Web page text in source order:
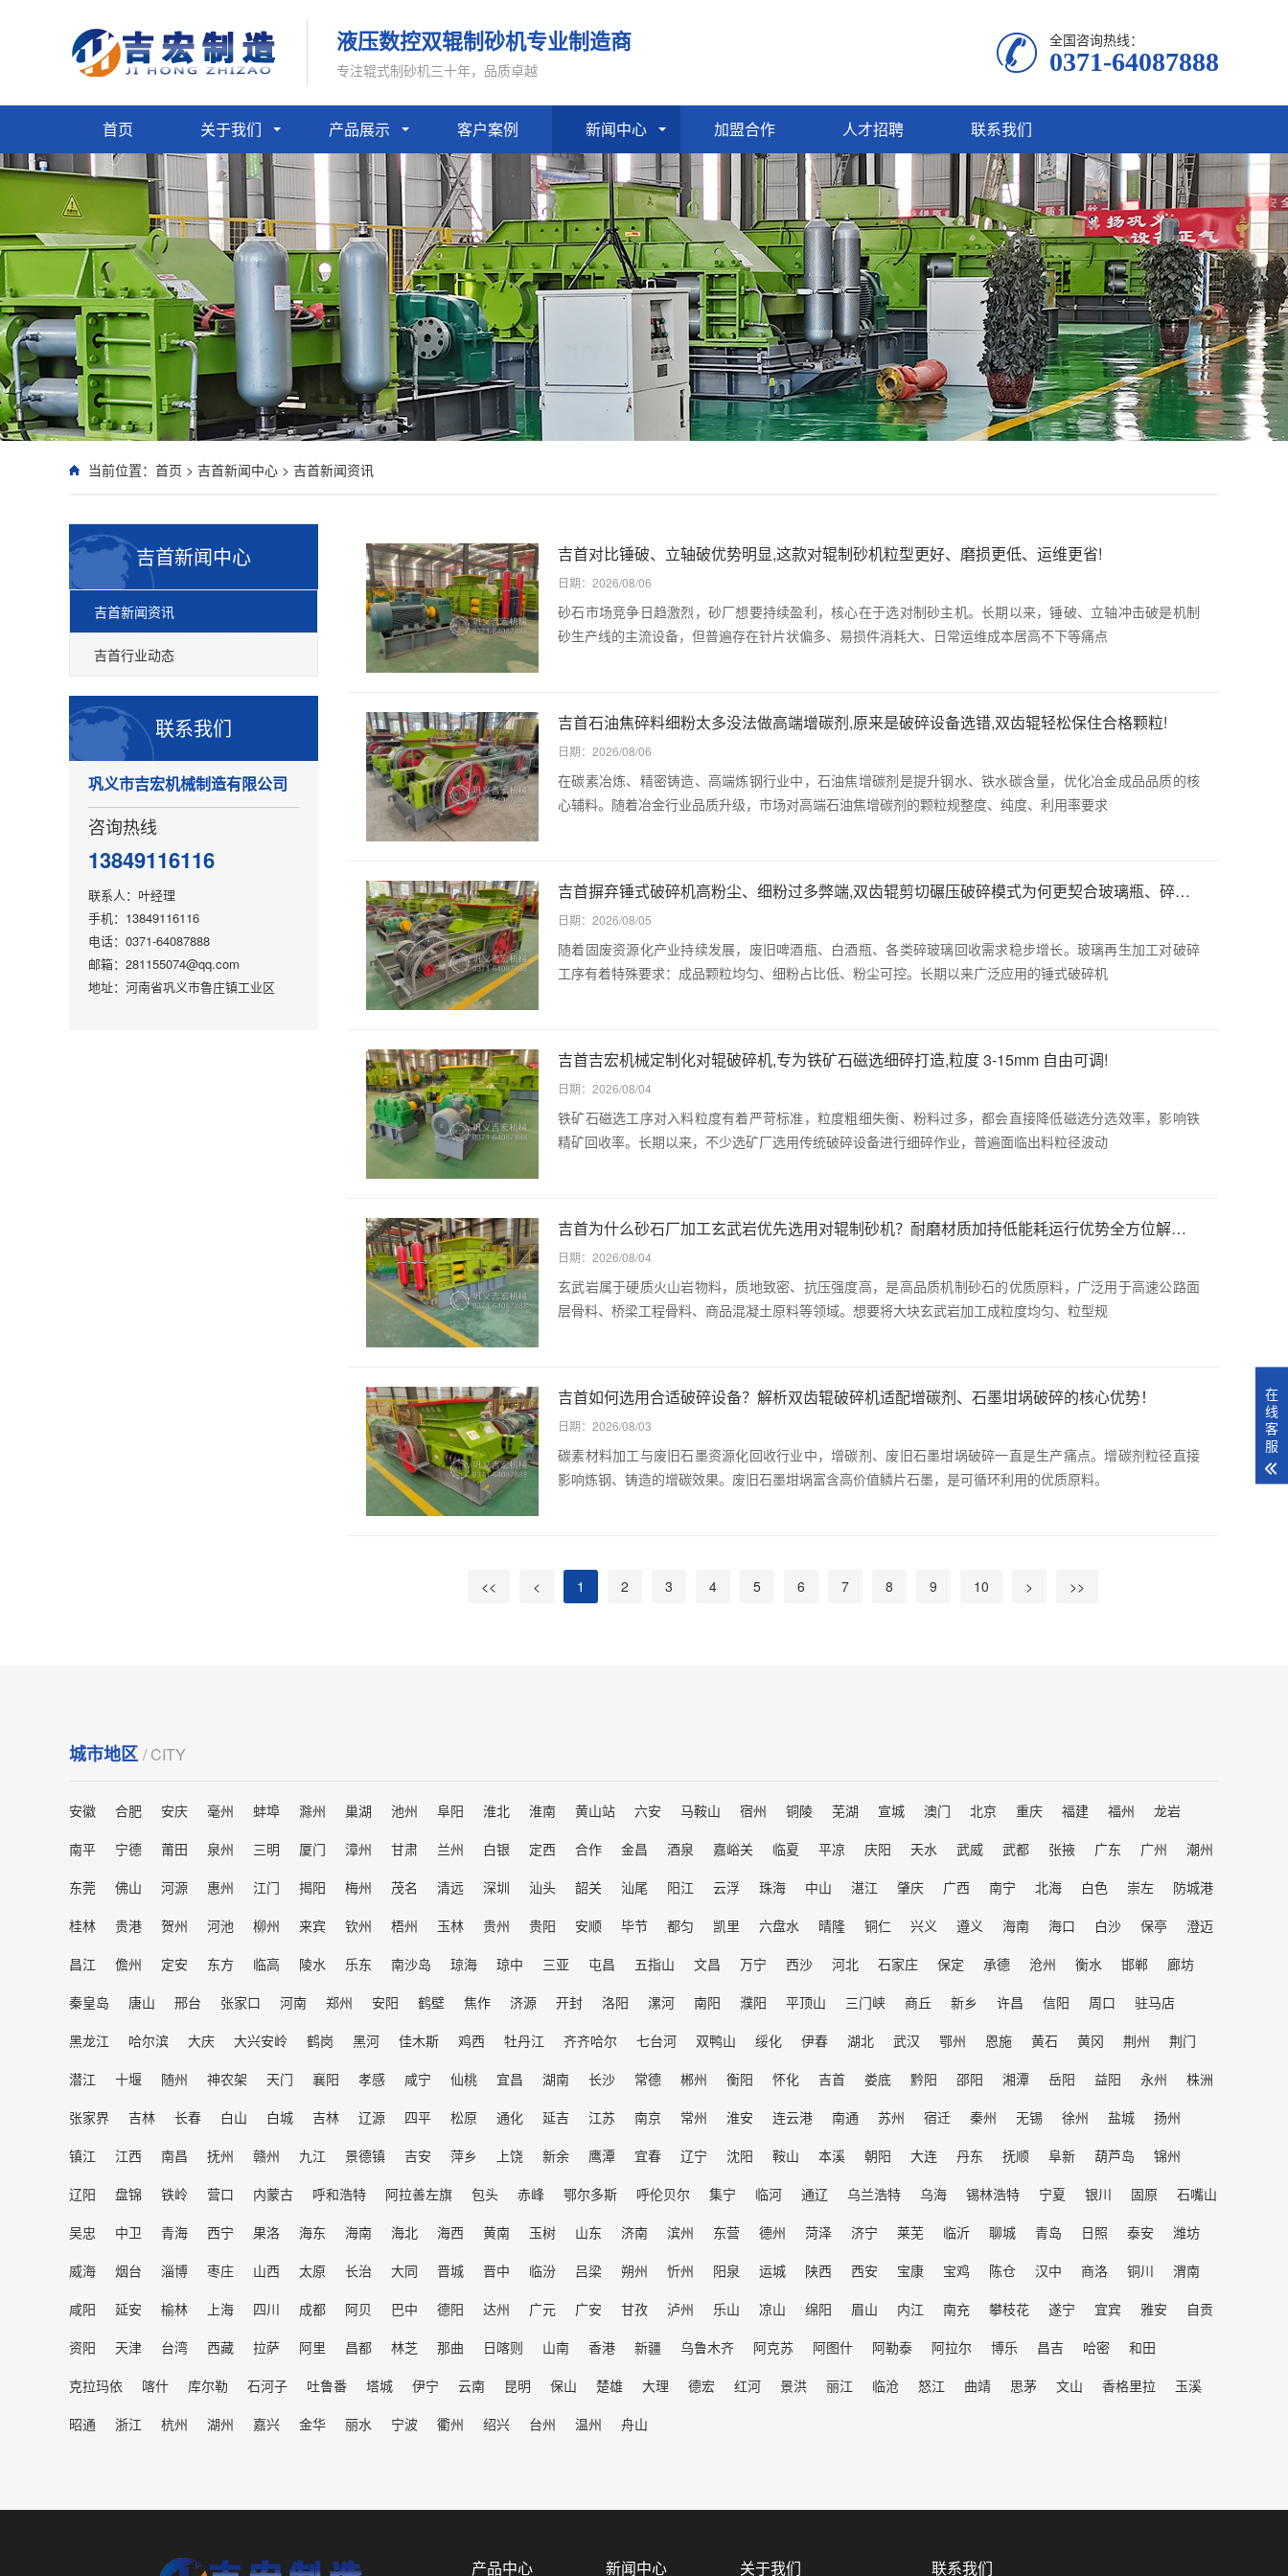
液压数控双辊制砂机专业制造商
专注辊式制砂机三十年，品质卓越
全国咨询热线：
0371-64087888
首页 关于我们 产品展示 客户案例 新闻中心 加盟合作 人才招聘 联系我们
当前位置： 首页 > 吉首新闻中心 > 吉首新闻资讯
吉首新闻中心
吉首新闻资讯
吉首行业动态
联系我们
巩义市吉宏机械制造有限公司
咨询热线
13849116116
联系人：叶经理
手机：13849116116
电话：0371-64087888
邮箱：281155074@qq.com
地址：河南省巩义市鲁庄镇工业区
吉首对比锤破、立轴破优势明显,这款对辊制砂机粒型更好、磨损更低、运维更省!
日期：2026/08/06
砂石市场竞争日趋激烈，砂厂想要持续盈利，核心在于选对制砂主机。长期以来，锤破、立轴冲击破是机制
砂生产线的主流设备，但普遍存在针片状偏多、易损件消耗大、日常运维成本居高不下等痛点
吉首石油焦碎料细粉太多没法做高端增碳剂,原来是破碎设备选错,双齿辊轻松保住合格颗粒!
日期：2026/08/06
在碳素冶炼、精密铸造、高端炼钢行业中，石油焦增碳剂是提升钢水、铁水碳含量，优化冶金成品品质的核
心辅料。随着冶金行业品质升级，市场对高端石油焦增碳剂的颗粒规整度、纯度、利用率要求
吉首摒弃锤式破碎机高粉尘、细粉过多弊端,双齿辊剪切碾压破碎模式为何更契合玻璃瓶、碎玻璃资源化处理!
日期：2026/08/05
随着固废资源化产业持续发展，废旧啤酒瓶、白酒瓶、各类碎玻璃回收需求稳步增长。玻璃再生加工对破碎
工序有着特殊要求：成品颗粒均匀、细粉占比低、粉尘可控。长期以来广泛应用的锤式破碎机
吉首吉宏机械定制化对辊破碎机,专为铁矿石磁选细碎打造,粒度 3-15mm 自由可调!
日期：2026/08/04
铁矿石磁选工序对入料粒度有着严苛标准，粒度粗细失衡、粉料过多，都会直接降低磁选分选效率，影响铁
精矿回收率。长期以来，不少选矿厂选用传统破碎设备进行细碎作业，普遍面临出料粒径波动
吉首为什么砂石厂加工玄武岩优先选用对辊制砂机？耐磨材质加持低能耗运行优势全方位解析！
日期：2026/08/04
玄武岩属于硬质火山岩物料，质地致密、抗压强度高，是高品质机制砂石的优质原料，广泛用于高速公路面
层骨料、桥梁工程骨料、商品混凝土原料等领域。想要将大块玄武岩加工成粒度均匀、粒型规
吉首如何选用合适破碎设备？解析双齿辊破碎机适配增碳剂、石墨坩埚破碎的核心优势！
日期：2026/08/03
碳素材料加工与废旧石墨资源化回收行业中，增碳剂、废旧石墨坩埚破碎一直是生产痛点。增碳剂粒径直接
影响炼钢、铸造的增碳效果。废旧石墨坩埚富含高价值鳞片石墨，是可循环利用的优质原料。
<< < 1 2 3 4 5 6 7 8 9 10 > >>
城市地区 / CITY
安徽 合肥 安庆 毫州 蚌埠 滁州 巢湖 池州 阜阳 淮北 淮南 黄山站 六安 马鞍山 宿州 铜陵 芜湖 宣城 澳门 北京 重庆 福建 福州
龙岩
南平
宁德 莆田 泉州 三明 厦门 漳州 甘肃 兰州 白银 定西 合作 金昌 酒泉 嘉峪关 临夏 平凉 庆阳 天水 武威 武都 张掖 广东 广州
潮州
东莞
佛山 河源 惠州 江门 揭阳 梅州 茂名 清远 深圳 汕头 韶关 汕尾 阳江 云浮 珠海 中山 湛江 肇庆 广西 南宁 北海 白色 崇左
防城港
桂林
贵港 贺州 河池 柳州 来宾 钦州 梧州 玉林 贵州 贵阳 安顺 毕节 都匀 凯里 六盘水 晴隆 铜仁 兴义 遵义 海南 海口 白沙 保亭
澄迈
昌江
儋州 定安 东方 临高 陵水 乐东 南沙岛 琼海 琼中 三亚 屯昌 五指山 文昌 万宁 西沙 河北 石家庄 保定 承德 沧州 衡水 邯郸
廊坊
秦皇岛
唐山 邢台 张家口 河南 郑州 安阳 鹤壁 焦作 济源 开封 洛阳 漯河 南阳 濮阳 平顶山 三门峡 商丘 新乡 许昌 信阳 周口
驻马店
黑龙江
哈尔滨 大庆 大兴安岭 鹤岗 黑河 佳木斯 鸡西 牡丹江 齐齐哈尔 七台河 双鸭山 绥化 伊春 湖北 武汉 鄂州 恩施 黄石 黄冈 荆州
荆门
潜江
十堰 随州 神农架 天门 襄阳 孝感 咸宁 仙桃 宜昌 湖南 长沙 常德 郴州 衡阳 怀化 吉首 娄底 黔阳 邵阳 湘潭 岳阳 益阳 永州
株洲
张家界
吉林 长春 白山 白城 吉林 辽源 四平 松原 通化 延吉 江苏 南京 常州 淮安 连云港 南通 苏州 宿迁 秦州 无锡 徐州 盐城
扬州
镇江
江西 南昌 抚州 赣州 九江 景德镇 吉安 萍乡 上饶 新余 鹰潭 宜春 辽宁 沈阳 鞍山 本溪 朝阳 大连 丹东 抚顺 阜新 葫芦岛
锦州
辽阳
盘锦 铁岭 营口 内蒙古 呼和浩特 阿拉善左旗 包头 赤峰 鄂尔多斯 呼伦贝尔 集宁 临河 通辽 乌兰浩特 乌海 锡林浩特 宁夏 银川 固原
石嘴山
吴忠
中卫 青海 西宁 果洛 海东 海南 海北 海西 黄南 玉树 山东 济南 滨州 东营 德州 菏泽 济宁 莱芜 临沂 聊城 青岛 日照 泰安
潍坊
威海
烟台 淄博 枣庄 山西 太原 长治 大同 晋城 晋中 临汾 吕梁 朔州 忻州 阳泉 运城 陕西 西安 宝康 宝鸡 陈仓 汉中 商洛 铜川
渭南
咸阳
延安 榆林 上海 四川 成都 阿贝 巴中 德阳 达州 广元 广安 甘孜 泸州 乐山 凉山 绵阳 眉山 内江 南充 攀枝花 遂宁 宜宾 雅安
自贡
资阳
天津 台湾 西藏 拉萨 阿里 昌都 林芝 那曲 日喀则 山南 香港 新疆 乌鲁木齐 阿克苏 阿图什 阿勒泰 阿拉尔 博乐 昌吉 哈密
和田
克拉玛依
喀什 库尔勒 石河子 吐鲁番 塔城 伊宁 云南 昆明 保山 楚雄 大理 德宏 红河 景洪 丽江 临沧 怒江 曲靖 思茅 文山 香格里拉
玉溪
昭通
浙江 杭州 湖州 嘉兴 金华 丽水 宁波 衢州 绍兴 台州 温州 舟山
产品中心 新闻中心 关于我们 联系我们
在
线
客
服